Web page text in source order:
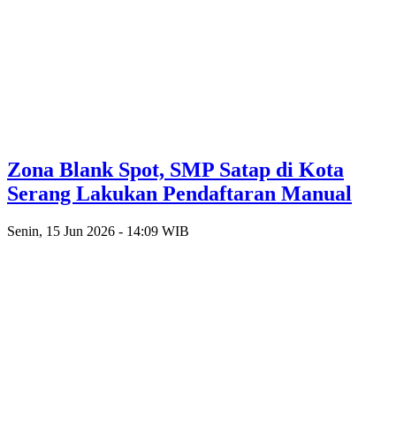
Zona Blank Spot, SMP Satap di Kota
Serang Lakukan Pendaftaran Manual
Senin, 15 Jun 2026 - 14:09 WIB